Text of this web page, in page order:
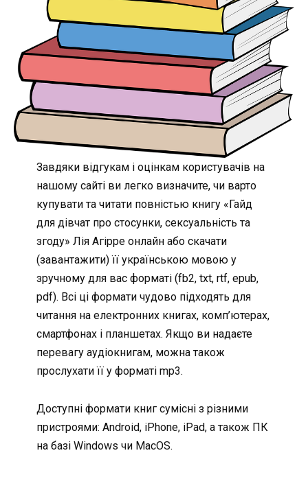
Завдяки відгукам і оцінкам користувачів на
нашому сайті ви легко визначите, чи варто
купувати та читати повністью книгу «Гайд
для дівчат про стосунки, сексуальність та
згоду» Лія Агірре онлайн або скачати
(завантажити) її українською мовою у
зручному для вас форматі (fb2, txt, rtf, epub,
pdf). Всі ці формати чудово підходять для
читання на електронних книгах, комп’ютерах,
смартфонах і планшетах. Якщо ви надаєте
перевагу аудіокнигам, можна також
прослухати її у форматі mp3.
Доступні формати книг сумісні з різними
пристроями: Android, iPhone, iPad, а також ПК
на базі Windows чи MacOS.